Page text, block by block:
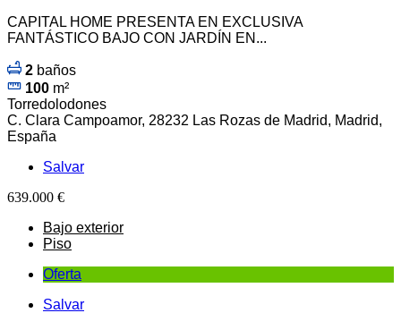
CAPITAL HOME PRESENTA EN EXCLUSIVA
FANTÁSTICO BAJO CON JARDÍN EN...
2 baños
100 m²
Torredolodones
C. Clara Campoamor, 28232 Las Rozas de Madrid, Madrid,
España
Salvar
639.000 €
Bajo exterior
Piso
Oferta
Salvar